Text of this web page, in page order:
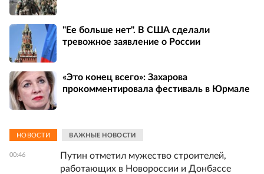
"Ее больше нет". В США сделали
тревожное заявление о России
«Это конец всего»: Захарова
прокомментировала фестиваль в Юрмале
НОВОСТИ ВАЖНЫЕ НОВОСТИ
00:46
Путин отметил мужество строителей,
работающих в Новороссии и Донбассе